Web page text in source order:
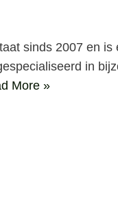
sinds 2007 en is
in
More »